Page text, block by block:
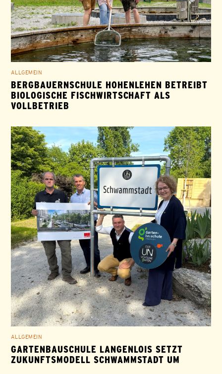
ALLGEMEIN
BERGBAUERNSCHULE HOHENLEHEN BETREIBT
BIOLOGISCHE FISCHWIRTSCHAFT ALS
VOLLBETRIEB
ALLGEMEIN
GARTENBAUSCHULE LANGENLOIS SETZT
ZUKUNFTSMODELL SCHWAMMSTADT UM